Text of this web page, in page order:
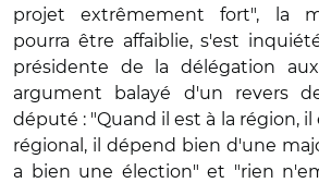
projet extrêmement fort", la
pourra être affaiblie, s'est
présidente de la délégation
argument balayé d'un revers
député : "Quand il est à la région,
régional, il dépend bien d'une
a bien une élection" et "rien